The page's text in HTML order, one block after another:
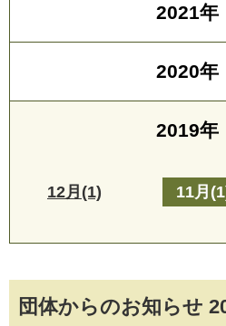
団体からのお知らせ
2021年
2020年
2019年
12月(1) 11月